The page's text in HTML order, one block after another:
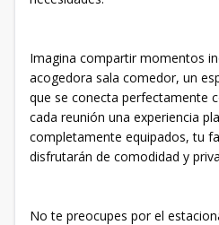
Imagina compartir momentos
acogedora sala comedor, un
que se conecta perfectamente
cada reunión una experiencia
completamente equipados, tu
disfrutarán de comodidad y
No te preocupes por el